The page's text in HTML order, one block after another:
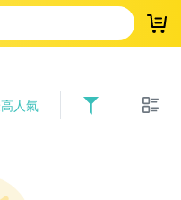
登
人氣